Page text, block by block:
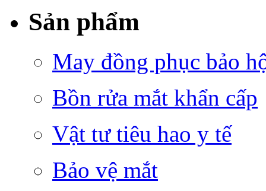
Sản phẩm
May đồng phục bảo
Bồn rửa mắt khẩn cấp
Vật tư tiêu hao y tế
Bảo vệ mắt